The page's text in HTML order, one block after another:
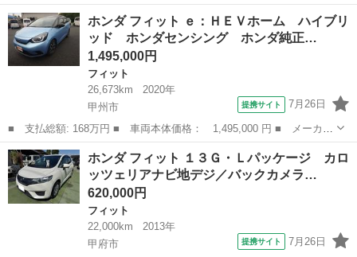
名： ホンダ ■ 車種名： フィット ■ グレード名： ｅ：ＨＥＶ
ホーム ハイブリッド ホンダセンシング ケンウッドナビ バック
モニター ...
山梨 甲州市 フィット
ホンダ フィット ｅ：ＨＥＶホーム ハイブリ
ッド ホンダセンシング ホンダ純正…
1,495,000円
フィット
26,673km
2020年
甲州市
提携サイト 7月26日
■ 支払総額: 168万円 ■ 車両本体価格： 1,495,000 円 ■ メーカー
名： ホンダ ■ 車種名： フィット ■ グレード名： ｅ：ＨＥＶ
ホーム ハイブリッド ホンダセンシング ホンダ純正９インチナ
ビ ＥＴＣ ...
山梨 甲州市 フィット
ホンダ フィット １３Ｇ・Ｌパッケージ カロ
ッツェリアナビ地デジ／バックカメラ…
620,000円
フィット
22,000km
2013年
甲府市
提携サイト 7月26日